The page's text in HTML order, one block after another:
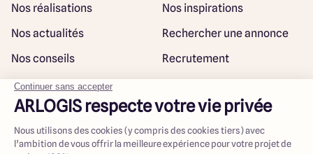
Nos réalisations
Nos inspirations
Nos actualités
Rechercher une annonce
Nos conseils
Recrutement
Rejoindre notre réseau